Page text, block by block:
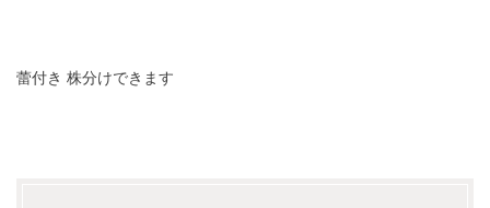
蕾付き 株分けできます